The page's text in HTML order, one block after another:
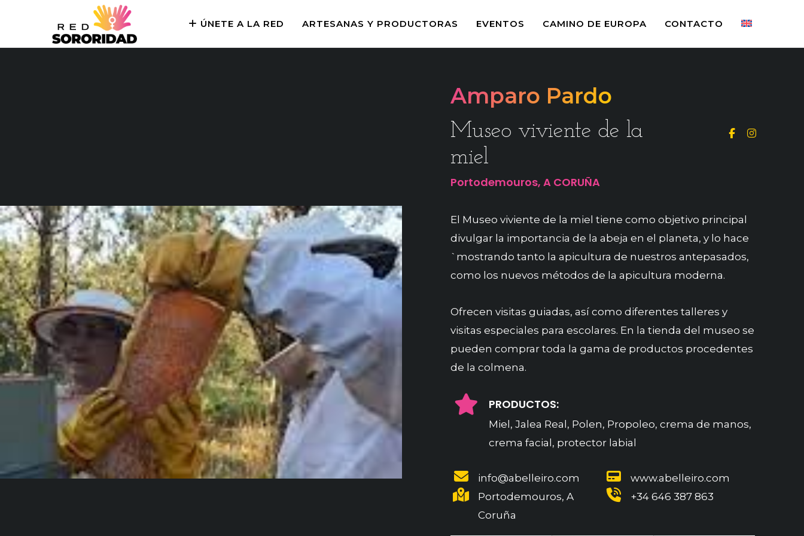
ÚNETE A LA RED ARTESANAS Y PRODUCTORAS EVENTOS CAMINO DE EUROPA CONTACTO
Amparo Pardo
Museo viviente de la
miel
Portodemouros, A CORUÑA
El Museo viviente de la miel tiene como objetivo principal
divulgar la importancia de la abeja en el planeta, y lo hace
`mostrando tanto la apicultura de nuestros antepasados,
como los nuevos métodos de la apicultura moderna.
Ofrecen visitas guiadas, así como diferentes talleres y
visitas especiales para escolares. En la tienda del museo se
pueden comprar toda la gama de productos procedentes
de la colmena.
PRODUCTOS:
Miel, Jalea Real, Polen, Propoleo, crema de manos,
crema facial, protector labial
info@abelleiro.com
www.abelleiro.com
Portodemouros, A
Coruña
+34 646 387 863